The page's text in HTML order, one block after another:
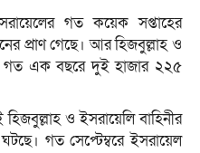
গত কয়েক সপ্তাহের
প্রাণ গেছে। আর হিজবুল্লাহ ও
গত এক বছরে দুই হাজার ২২৫
ও ইসরায়েলি বাহিনীর
গত সেপ্টেম্বরে ইসরায়েল